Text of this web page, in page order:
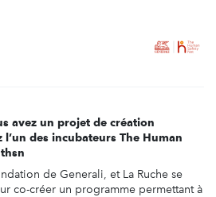
avez un projet de création
l’un des incubateurs The Human
de Generali, et La Ruche se
co-créer un programme permettant à